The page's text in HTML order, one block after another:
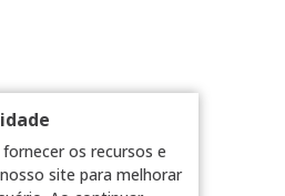
os recursos e
site para melhorar